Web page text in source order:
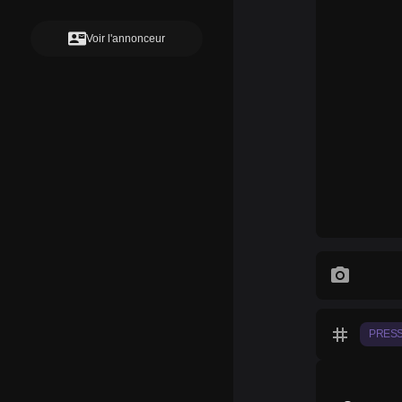
contact_mailVoir l'annonceur
photo_camera
tag